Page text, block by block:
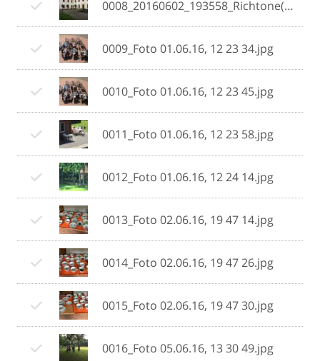
0008_20160602_193558_Richtone(HDR).jpg
0009_Foto 01.06.16, 12 23 34.jpg
0010_Foto 01.06.16, 12 23 45.jpg
0011_Foto 01.06.16, 12 23 58.jpg
0012_Foto 01.06.16, 12 24 14.jpg
0013_Foto 02.06.16, 19 47 14.jpg
0014_Foto 02.06.16, 19 47 26.jpg
0015_Foto 02.06.16, 19 47 30.jpg
0016_Foto 05.06.16, 13 30 49.jpg